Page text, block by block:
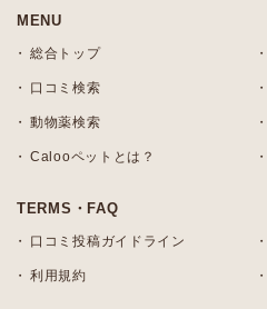
MENU
総合トップ
口コミ検索
動物薬検索
Calooペットとは？
TERMS・FAQ
口コミ投稿ガイドライン
利用規約